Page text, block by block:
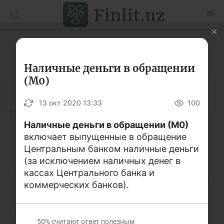
Рус
Статьи
Учебные материалы
Глоссарий
Книги по финансовой грамотности
Видео
Проекты
Фотогалерея
Кириллица Латиница
А Б В Г
Наличные деньги в обращении
(М0)
13 окт 2020 13:33 100
Наличные деньги в обращении (М0)
включает выпущенные в обращение
Центральным банком наличные деньги
(за исключением наличных денег в
кассах Центрального банка и
коммерческих банков).
50%считают ответ полезным